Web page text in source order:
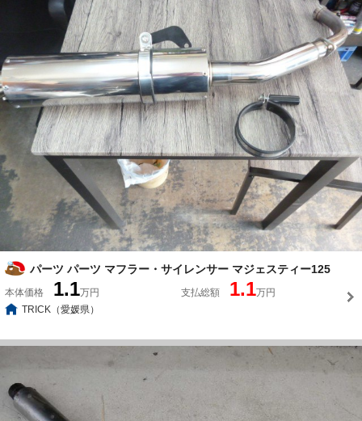
パーツ パーツ マフラー・サイレンサー マジェスティー125
本体価格 1.1万円 支払総額 1.1万円
TRICK（愛媛県）